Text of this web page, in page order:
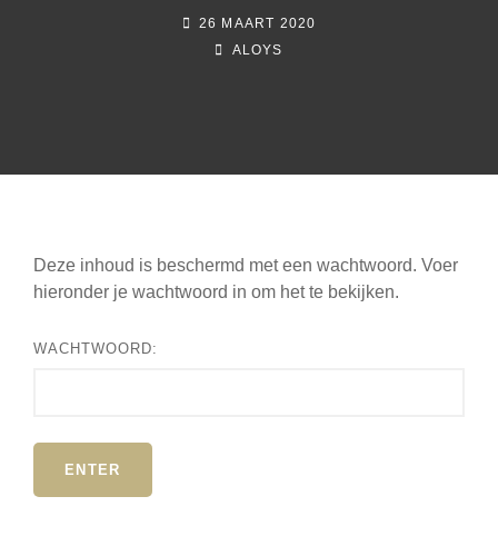
GEPLAATST
26 MAART 2020
NAAMREGEL
BYLINE
ALOYS
Deze inhoud is beschermd met een wachtwoord. Voer
hieronder je wachtwoord in om het te bekijken.
WACHTWOORD: